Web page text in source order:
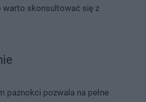
warto skonsultować się z
paznokci pozwala na pełne